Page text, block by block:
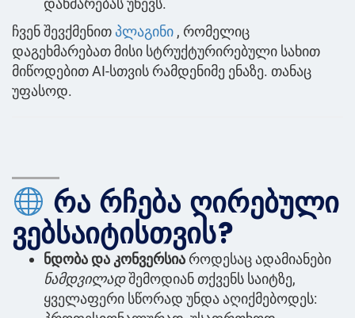
ჩვენ შევქმენით პლაგინი , რომელიც
დაგეხმარებათ მისი სტრუქტურირებული სახით
მიწოდებით AI-სთვის რამდენიმე ენაზე. თანაც
უფასოდ.
რა რჩება ღირებული
ვებსაიტისთვის?
ნდობა და კონვერსია როდესაც ადამიანები
ნამდვილადშემოდიან თქვენს საიტზე,
ყველაფერი სწორად უნდა აღიქმებოდეს: